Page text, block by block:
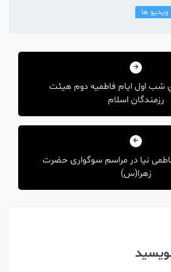
ویدیو ها
شب اول ایام فاطمیه دوم هیئت
رزمندگان اسلام
نیا در مراسم سوگواری حضرت
زهرا(س)